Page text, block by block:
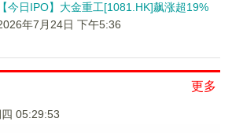
【今日IPO】大金重工[1081.HK]飙涨超19%
年7月24日 下午5:36
更多
05:29:54